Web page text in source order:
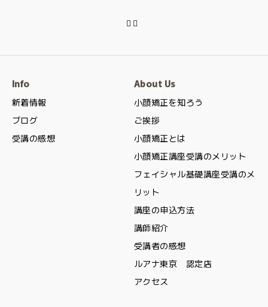
Info
新着情報
ブログ
受講の感想
About Us
小顔矯正を知ろう
ご挨拶
小顔矯正とは
小顔矯正講座受講のメリット
フェイシャル基礎講座受講のメ
リット
講座の申込方法
講師紹介
受講者の感想
ルアナ東京 認定店
アクセス